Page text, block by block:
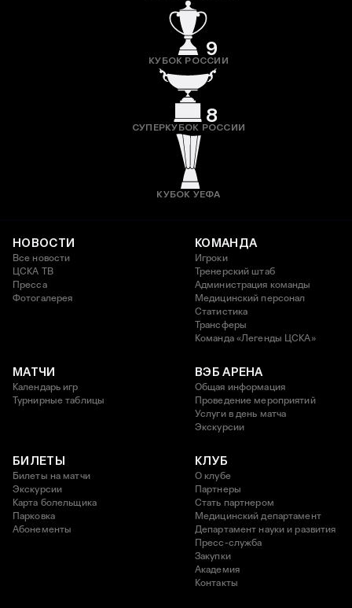
9
КУБОК РОССИИ
8
СУПЕРКУБОК РОССИИ
КУБОК УЕФА
НОВОСТИ
Все новости
ЦСКА ТВ
Пресса
Фотогалерея
КОМАНДА
Игроки
Тренерский штаб
Администрация команды
Медицинский персонал
Статистика
Трансферы
Команда «Легенды ЦСКА»
МАТЧИ
Календарь игр
Турнирные таблицы
ВЭБ АРЕНА
Общая информация
Проведение мероприятий
Услуги в день матча
Экскурсии
БИЛЕТЫ
Билеты на матчи
Экскурсии
Карта болельщика
Парковка
Абонементы
КЛУБ
О клубе
Партнеры
Стать партнером
Медицинский департамент
Департамент науки и развития
Пресс-служба
Закупки
Академия
Контакты